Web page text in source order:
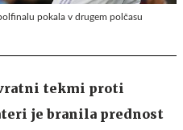
pokala v drugem polčasu
tekmi proti
je branila prednost